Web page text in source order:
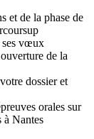
et de la phase de
ses vœux
de la
dossier et
orales sur
à Nantes